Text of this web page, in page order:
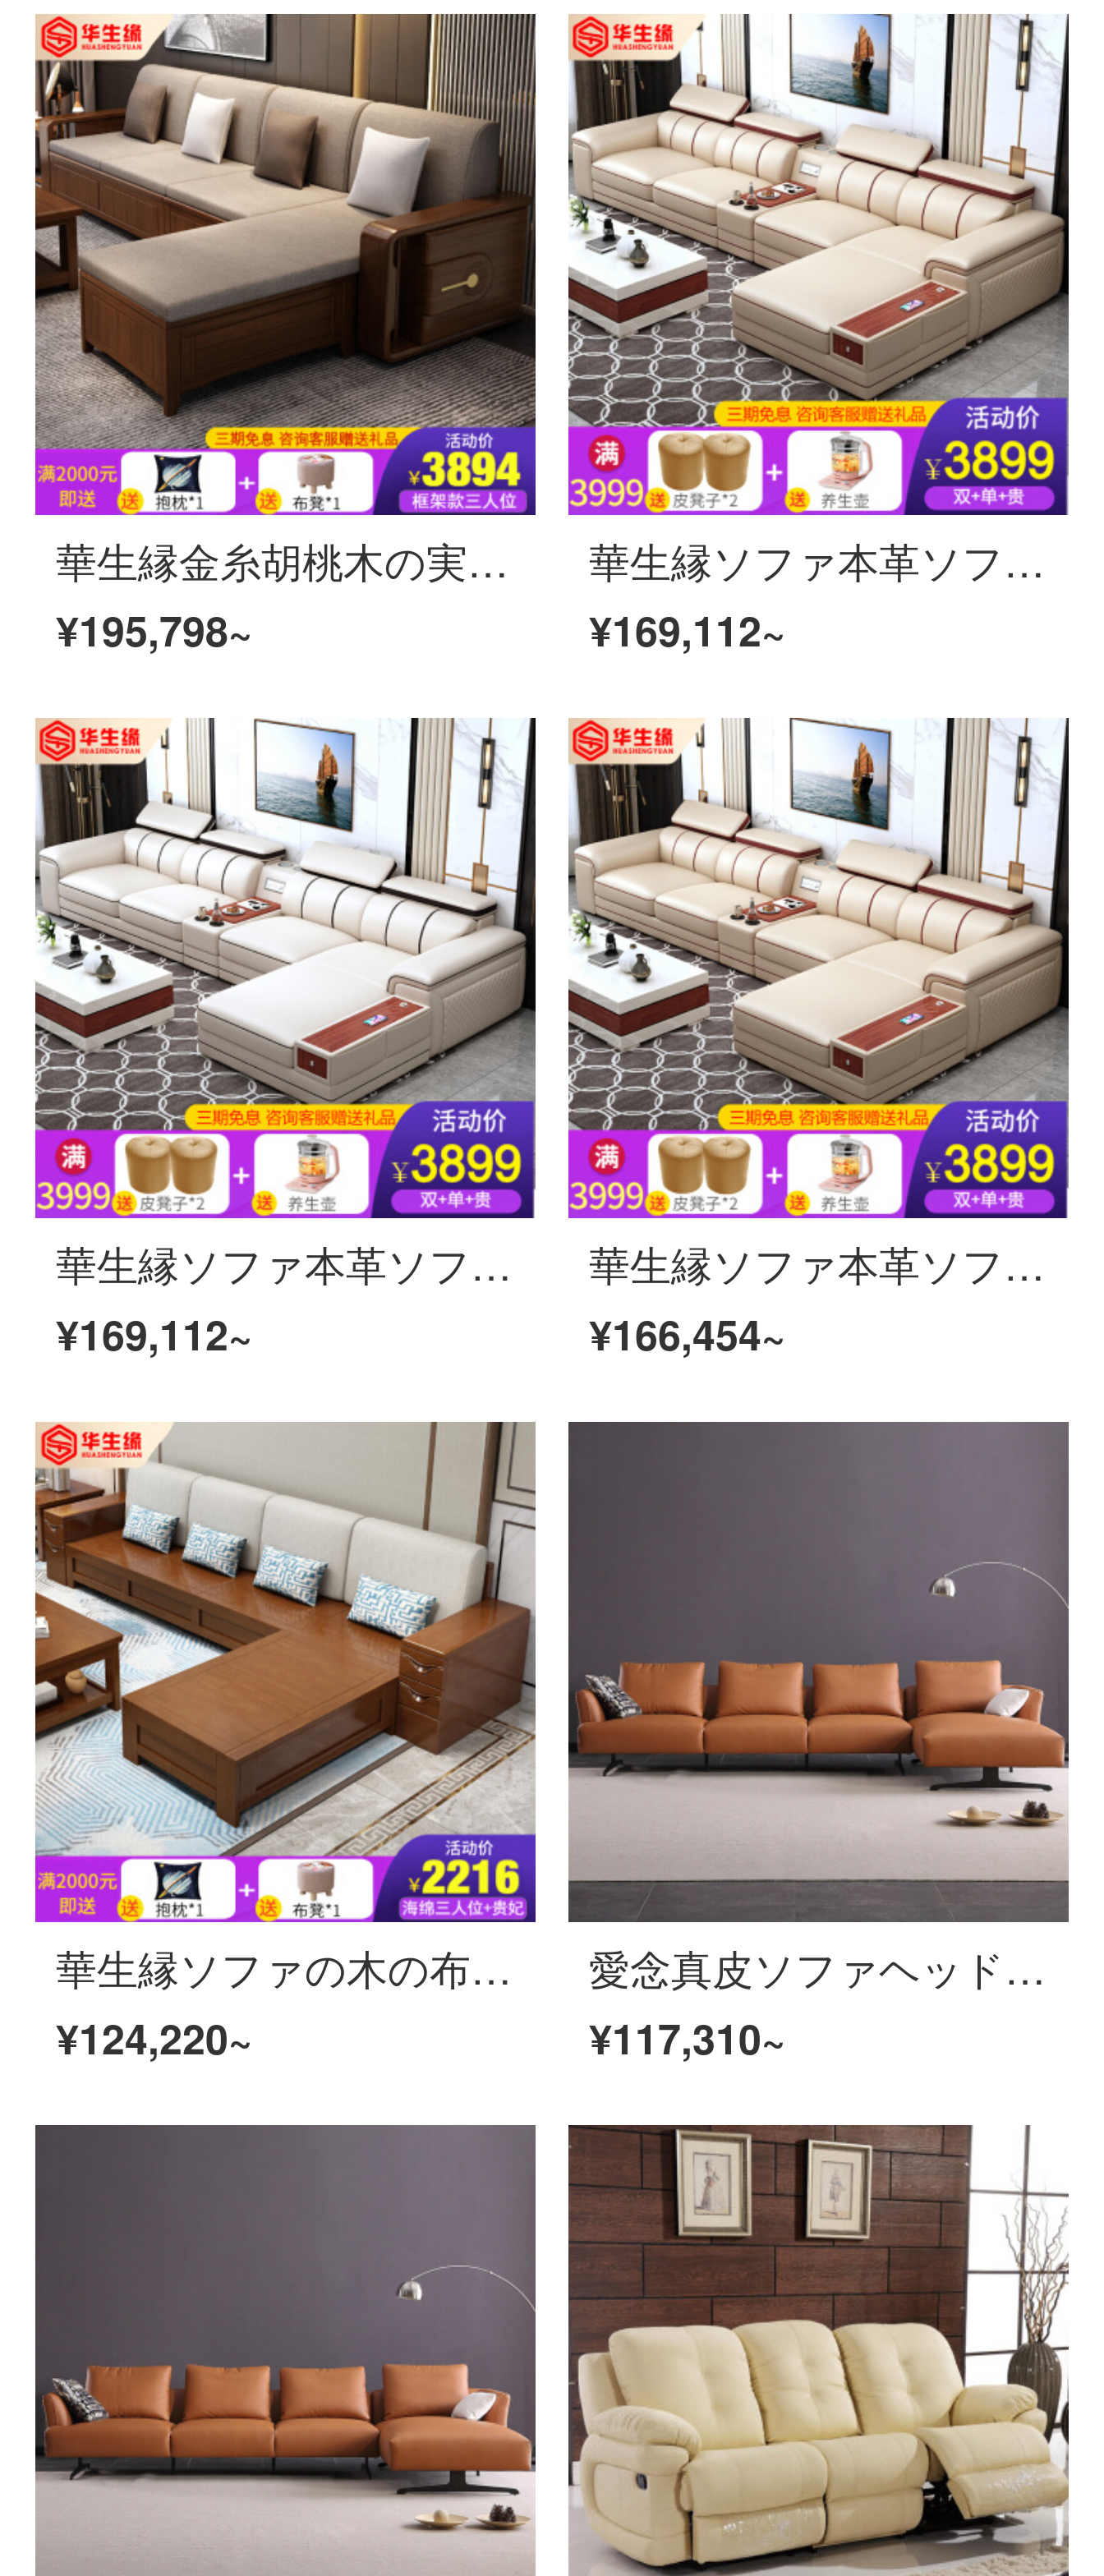
華生縁金糸胡桃木の実木ソファーの組み合わせが軽い豪華な新中国式セットの小型ソファー現代簡単なリビングルームの家具のフレームワークのバージョン1+2+3+お茶の電気+テーブル6椅子(1.4メートル)+ベッド+化粧台
¥195,798~
華生縁ソファ本革ソファーヘッド層牛皮現代簡単多機能客間回転ソファー北欧サイズの木造フレームワークの皮芸ソファーセット家具スポンジタイプのソファセット+茶キャビネット+1テーブル6椅子(帯電)+ベット+タンス+化粧台
¥169,112~
華生縁ソファ本革ソファーヘッド層牛皮現代簡単多機能客間回転ソファー北欧サイズの木造フレームワークの皮芸ソファーセット家具スポンジタイプのソファセット+茶キャビネット+1テーブル6椅子(帯電)+ベット+タンス+化粧台
¥169,112~
華生縁ソファ本革ソファヘッドカバー現代簡単多機能客間回転ソファー北欧サイズの木製フレーム皮芸ソファーセット家具用ラテックスソファーセット+お茶キャビネット+1テーブル6椅子(帯電)+ベッド+箪笥+化粧台
¥166,454~
華生縁ソファの木の布芸ソファーの新しい中国式は、貴妃の角を回転するソファーのリビングルームと冬夏の両用の小型の部屋型の家具のスポンジタイプの1+2+3+方の数+お茶の電気+テーブルの4つの椅子+ベット+タンス+化粧台
¥124,220~
愛念真皮ソファヘッド層牛革の小型タイプ三人の意味式軽い贅沢なダウンジャケットの角ソファーの組み合わせは簡単な客間家具の1878〓（zhi）を組み合わせます。
¥117,310~